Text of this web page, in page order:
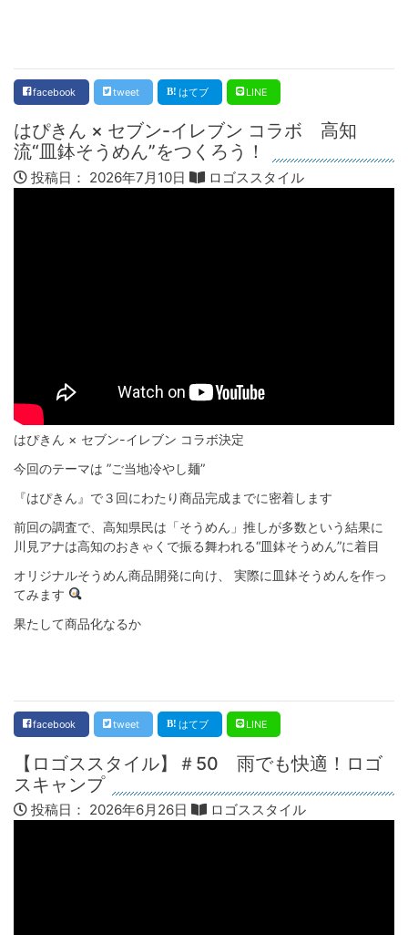
facebook tweet はてブ LINE
はぴきん × セブン-イレブン コラボ 高知
流“皿鉢そうめん”をつくろう！
投稿日： 2026年7月10日 ロゴススタイル
はぴきん × セブン-イレブン コラボ決定
今回のテーマは ”ご当地冷やし麺”
『はぴきん』で３回にわたり商品完成までに密着します
前回の調査で、高知県民は「そうめん」推しが多数という結果に
川見アナは高知のおきゃくで振る舞われる“皿鉢そうめん”に着目
オリジナルそうめん商品開発に向け、 実際に皿鉢そうめんを作っ
てみます
果たして商品化なるか
facebook tweet はてブ LINE
【ロゴススタイル】＃50 雨でも快適！ロゴ
スキャンプ
投稿日： 2026年6月26日 ロゴススタイル